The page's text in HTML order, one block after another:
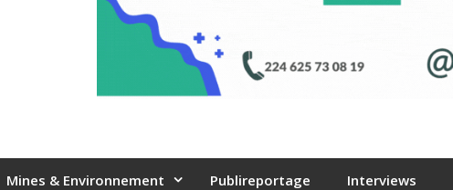
Mines & Environnement Publireportage Interviews